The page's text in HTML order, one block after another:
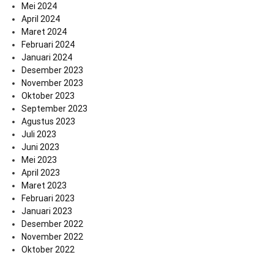
Mei 2024
April 2024
Maret 2024
Februari 2024
Januari 2024
Desember 2023
November 2023
Oktober 2023
September 2023
Agustus 2023
Juli 2023
Juni 2023
Mei 2023
April 2023
Maret 2023
Februari 2023
Januari 2023
Desember 2022
November 2022
Oktober 2022